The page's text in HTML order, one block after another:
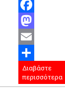
Facebook
Mastodon
Email
Μοιραστείτε
Διαβάστε
περισσότερα